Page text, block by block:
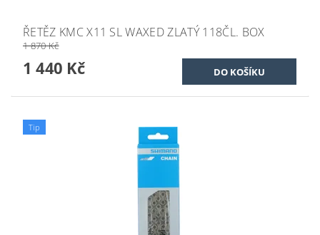
ŘETĚZ KMC X11 SL WAXED ZLATÝ 118ČL. BOX
1 870 Kč
1 440 Kč
Tip